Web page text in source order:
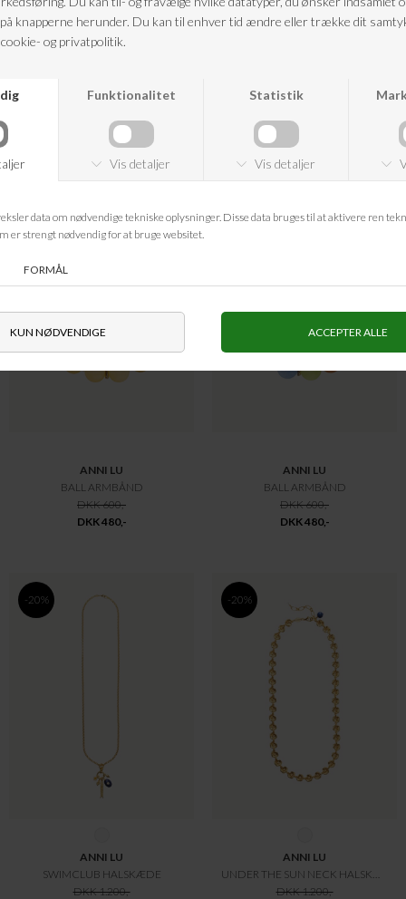
Størrelse:26 x 21 mm, bundbredde 10 mm
Sælges:Som par
ANDRE KØBTE OGSÅ
-20%
ANNI LU
BALL ARMBÅND
DKK 600,-
DKK 480,-
-20%
ANNI LU
BALL ARMBÅND
DKK 600,-
DKK 480,-
-20%
ANNI LU
SWIMCLUB HALSKÆDE
DKK 1.200,-
-20%
ANNI LU
DKK 1.200,-